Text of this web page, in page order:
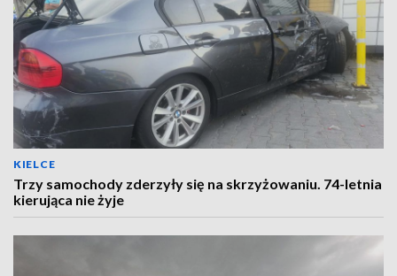
KIELCE
Trzy samochody zderzyły się na skrzyżowaniu. 74-letnia
kierująca nie żyje